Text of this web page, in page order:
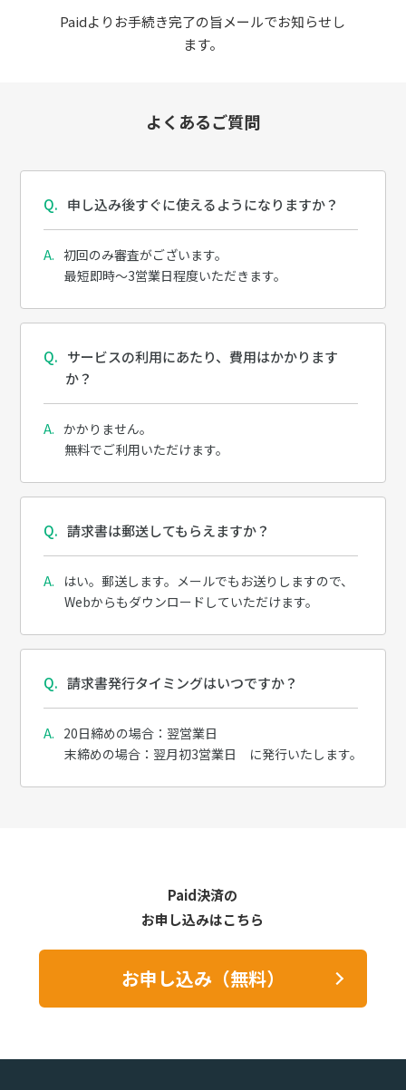
Paidよりお手続き完了の旨メールでお知らせし
ます。
よくあるご質問
申し込み後すぐに使えるようになりますか？
初回のみ審査がございます。
最短即時～3営業日程度いただきます。
サービスの利用にあたり、費用はかかります
か？
かかりません。
無料でご利用いただけます。
請求書は郵送してもらえますか？
はい。郵送します。メールでもお送りしますので、
Webからもダウンロードしていただけます。
請求書発行タイミングはいつですか？
20日締めの場合：翌営業日
末締めの場合：翌月初3営業日 に発行いたします。
Paid決済の
お申し込みはこちら
お申し込み（無料）